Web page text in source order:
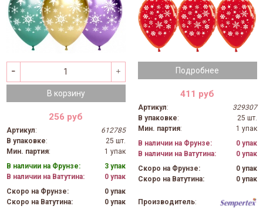
В корзину
256 руб
Артикул:
612785
В упаковке:
25 шт.
Мин. партия:
1 упак
В наличии на Фрунзе:
3 упак
В наличии на Ватутина:
0 упак
Скоро на Фрунзе:
0 упак
Скоро на Ватутина:
0 упак
Подробнее
411 руб
Артикул:
329307
В упаковке:
25 шт.
Мин. партия:
1 упак
В наличии на Фрунзе:
0 упак
В наличии на Ватутина:
0 упак
Скоро на Фрунзе:
0 упак
Скоро на Ватутина:
0 упак
Производитель: